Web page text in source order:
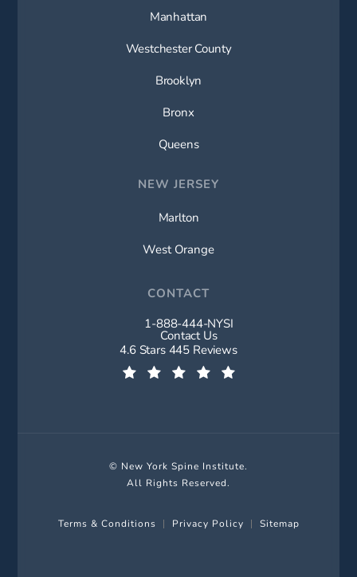
Manhattan
Westchester County
Brooklyn
Bronx
Queens
NEW JERSEY
Marlton
West Orange
CONTACT
Call New York Spine Institute on
1-888-444-NYSI
Contact Us
New York Spine Institute reviews:
4.6 Stars 445 Reviews
© New York Spine Institute.
All Rights Reserved.
Terms & Conditions Privacy Policy Sitemap